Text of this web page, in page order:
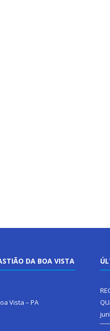
DA BOA VISTA
Vista – PA